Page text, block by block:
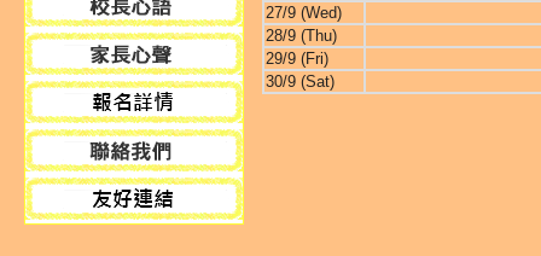
27/9 (Wed)
28/9 (Thu)
29/9 (Fri)
30/9 (Sat)